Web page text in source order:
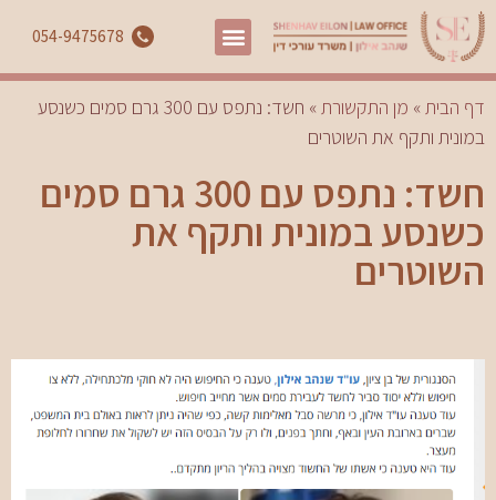
054-9475678
דף הבית» מן התקשורת»
חשד: נתפס עם 300 גרם סמים כשנסע
במונית ותקף את השוטרים
חשד: נתפס עם 300 גרם סמים
כשנסע במונית ותקף את
השוטרים